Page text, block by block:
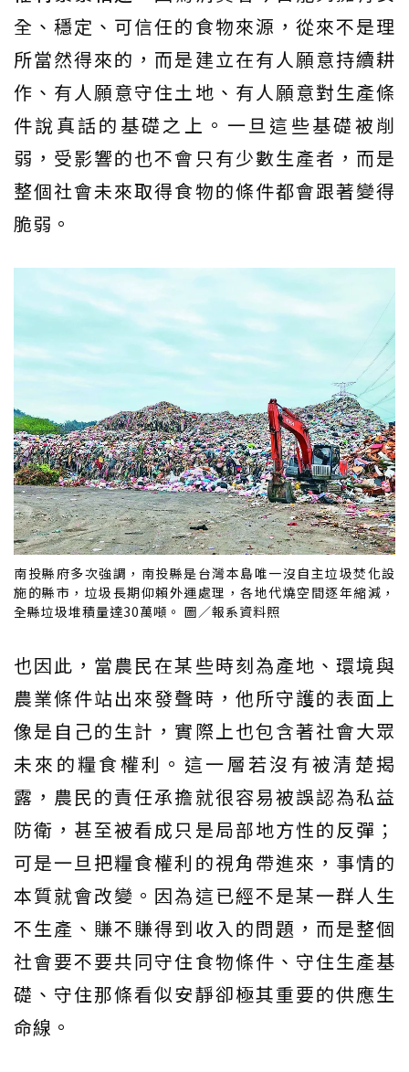
全、穩定、可信任的食物來源，從來不是理
所當然得來的，而是建立在有人願意持續耕
作、有人願意守住土地、有人願意對生產條
件說真話的基礎之上。一旦這些基礎被削
弱，受影響的也不會只有少數生產者，而是
整個社會未來取得食物的條件都會跟著變得
脆弱。
南投縣府多次強調，南投縣是台灣本島唯一沒自主垃圾焚化設
施的縣市，垃圾長期仰賴外運處理，各地代燒空間逐年縮減，
全縣垃圾堆積量達30萬噸。 圖／報系資料照
也因此，當農民在某些時刻為產地、環境與
農業條件站出來發聲時，他所守護的表面上
像是自己的生計，實際上也包含著社會大眾
未來的糧食權利。這一層若沒有被清楚揭
露，農民的責任承擔就很容易被誤認為私益
防衛，甚至被看成只是局部地方性的反彈；
可是一旦把糧食權利的視角帶進來，事情的
本質就會改變。因為這已經不是某一群人生
不生產、賺不賺得到收入的問題，而是整個
社會要不要共同守住食物條件、守住生產基
礎、守住那條看似安靜卻極其重要的供應生
命線。